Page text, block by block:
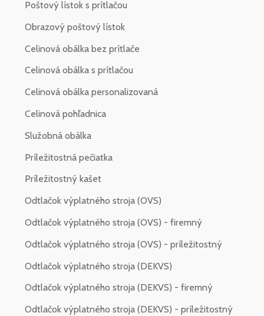
Poštový lístok s prítlačou
Obrazový poštový lístok
Celinová obálka bez prítlače
Celinová obálka s prítlačou
Celinová obálka personalizovaná
Celinová pohľadnica
Služobná obálka
Príležitostná pečiatka
Príležitostný kašet
Odtlačok výplatného stroja (OVS)
Odtlačok výplatného stroja (OVS) - firemný
Odtlačok výplatného stroja (OVS) - príležitostný
Odtlačok výplatného stroja (DEKVS)
Odtlačok výplatného stroja (DEKVS) - firemný
Odtlačok výplatného stroja (DEKVS) - príležitostný